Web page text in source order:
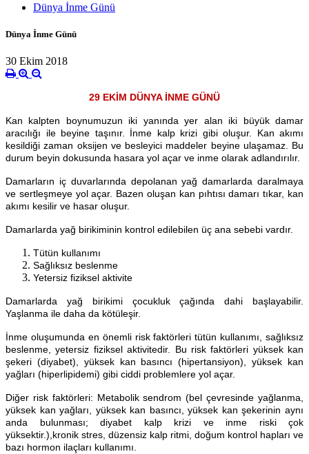
Dünya İnme Günü
Dünya İnme Günü
30 Ekim 2018
29 EKİM DÜNYA İNME GÜNÜ
Kan kalpten boynumuzun iki yanında yer alan iki büyük damar
aracılığı ile beyine taşınır. İnme kalp krizi gibi oluşur. Kan akımı
kesildiği zaman oksijen ve besleyici maddeler beyine ulaşamaz. Bu
durum beyin dokusunda hasara yol açar ve inme olarak adlandırılır.
Damarların iç duvarlarında depolanan yağ damarlarda daralmaya
ve sertleşmeye yol açar. Bazen oluşan kan pıhtısı damarı tıkar, kan
akımı kesilir ve hasar oluşur.
Damarlarda yağ birikiminin kontrol edilebilen üç ana sebebi vardır.
Tütün kullanımı
Sağlıksız beslenme
Yetersiz fiziksel aktivite
Damarlarda yağ birikimi çocukluk çağında dahi başlayabilir.
Yaşlanma ile daha da kötüleşir.
İnme oluşumunda en önemli risk faktörleri tütün kullanımı, sağlıksız
beslenme, yetersiz fiziksel aktivitedir. Bu risk faktörleri yüksek kan
şekeri (diyabet), yüksek kan basıncı (hipertansiyon), yüksek kan
yağları (hiperlipidemi) gibi ciddi problemlere yol açar.
Diğer risk faktörleri: Metabolik sendrom (bel çevresinde yağlanma,
yüksek kan yağları, yüksek kan basıncı, yüksek kan şekerinin aynı
anda bulunması; diyabet kalp krizi ve inme riski çok
yüksektir.),kronik stres, düzensiz kalp ritmi, doğum kontrol hapları ve
bazı hormon ilaçları kullanımı.